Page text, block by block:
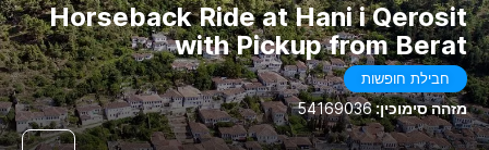
Horseback Ride at Hani i Qerosit
with Pickup from Berat
חבילת חופשות
מזהה סימוכין:54169036